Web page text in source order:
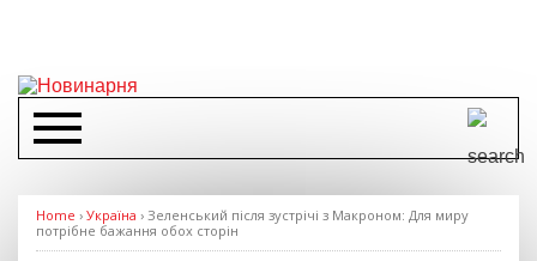
Home › Україна › Зеленський після зустрічі з Макроном: Для миру
потрібне бажання обох сторін